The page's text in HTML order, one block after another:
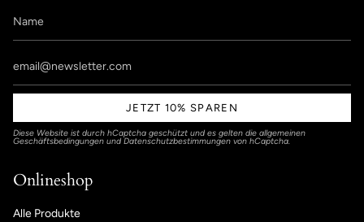
JETZT 10% SPAREN
Diese Website ist durch hCaptcha geschützt und es gelten die allgemeinen
Geschäftsbedingungen und Datenschutzbestimmungen von hCaptcha.
Onlineshop
Alle Produkte